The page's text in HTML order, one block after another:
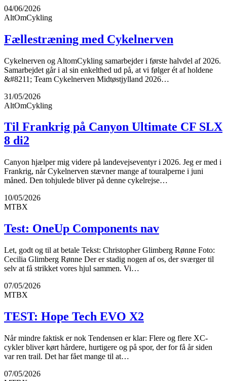
04/06/2026
AltOmCykling
Fællestræning med Cykelnerven
Cykelnerven og AltomCykling samarbejder i første halvdel af 2026.
Samarbejdet går i al sin enkelthed ud på, at vi følger ét af holdene
&#8211; Team Cykelnerven Midtøstjylland 2026…
31/05/2026
AltOmCykling
Til Frankrig på Canyon Ultimate CF SLX
8 di2
Canyon hjælper mig videre på landevejseventyr i 2026. Jeg er med i
Frankrig, når Cykelnerven stævner mange af touralperne i juni
måned. Den tohjulede bliver på denne cykelrejse…
10/05/2026
MTBX
Test: OneUp Components nav
Let, godt og til at betale Tekst: Christopher Glimberg Rønne Foto:
Cecilia Glimberg Rønne Der er stadig nogen af os, der sværger til
selv at få strikket vores hjul sammen. Vi…
07/05/2026
MTBX
TEST: Hope Tech EVO X2
Når mindre faktisk er nok Tendensen er klar: Flere og flere XC-
cykler bliver kørt hårdere, hurtigere og på spor, der for få år siden
var ren trail. Det har fået mange til at…
07/05/2026